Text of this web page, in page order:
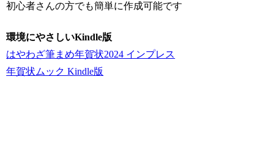
初心者さんの方でも簡単に作成可能です
環境にやさしいKindle版
はやわざ筆まめ年賀状2024 インプレス
年賀状ムック Kindle版